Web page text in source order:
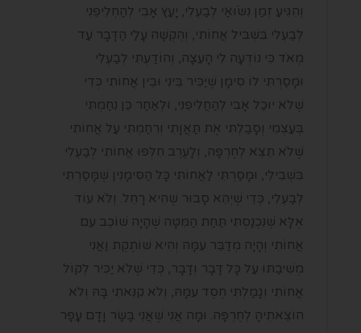
וְהִגִּיעַ זְמַן נִשֹּׂוּאַי לְבַעְלִי, יָעַץ אָבִי לְהַחְלִיפֵנִי
לְבַעְלִי בִּשְׁבִיל אֲחוֹתִי, וְהֻקְשָׁה עָלַי הַדָּבָר עַד
מְאֹד כִּי נוֹדְעָה לִי הָעֵצָה, וְהוֹדַעְתִּי לְבַעְלִי
וּמָסַרְתִּי לוֹ סִימָן שֶׁיַּכִּיר בֵּינִי וּבֵין אֲחוֹתִי כְּדֵי
שֶׁלֹא יוּכַל אָבִי לְהַחֲלִיפֵנִי, וּלְאַחַר כֵּן נִחַמְתִּי
בְּעַצְמִי וְסָבַלְתִּי אֶת תַּאֲוָתִי וְרִחַמְתִּי עַל אֲחוֹתִי
שֶׁלֹא תֵצֵא לְחֶרְפָּה, וְלָעֶרֶב חִלְּפוּ אֲחוֹתִי לְבַעְלִי
בִּשְׁבִילִי, וּמָסַרְתִּי לַאֲחוֹתִי כָּל הַסִּימָנִין שֶׁמָּסַרְתִּי
לְבַעְלִי, כְּדֵי שֶׁיְהֵא סָבוּר שֶׁהִיא רָחֵל. וְלֹא עוֹד
אֶלָּא שֶׁנִּכְנַסְתִּי תַּחַת הַמִּטָּה שֶׁהָיָה שׁוֹכֵב עִם
אֲחוֹתִי וְהָיָה מְדַבֵּר עִמָּהּ וְהִיא שׁוֹתֶקֶת וַאֲנִי
מְשִׁיבַתּוּ עַל כָּל דָּבָר וְדָבָר, כְּדֵי שֶׁלֹא יַכִּיר לְקוֹל
אֲחוֹתִי וְגָמַלְתִּי חֶסֶד עִמָּהּ, וְלֹא קִנֵּאתִי בָּהּ וְלֹא
הוֹצֵאתִיהָ לְחֶרְפָּה. וּמָה אֲנִי שֶׁאֲנִי בָּשָׂר וָדָם עָפָר